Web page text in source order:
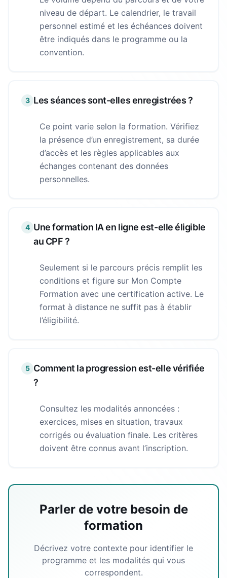
niveau de départ. Le calendrier, le travail
personnel estimé et les échéances doivent
être indiqués dans le programme ou la
convention.
3 Les séances sont-elles enregistrées ?
Ce point varie selon la formation. Vérifiez
la présence d’un enregistrement, sa durée
d’accès et les règles applicables aux
échanges contenant des données
personnelles.
4 Une formation IA en ligne est-elle éligible
au CPF ?
Seulement si le parcours précis remplit les
conditions et figure sur Mon Compte
Formation avec une certification active. Le
format à distance ne suffit pas à établir
l’éligibilité.
5 Comment la progression est-elle vérifiée
?
Consultez les modalités annoncées :
exercices, mises en situation, travaux
corrigés ou évaluation finale. Les critères
doivent être connus avant l’inscription.
Parler de votre besoin de
formation
Décrivez votre contexte pour identifier le
programme et les modalités qui vous
correspondent.